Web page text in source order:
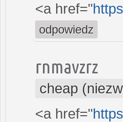
<a href="
odpowiedz
rnmavzrz
cheap
<a href="